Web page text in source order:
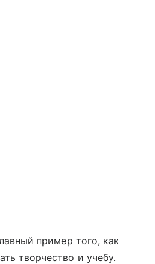
пример того, как
творчество и учебу.